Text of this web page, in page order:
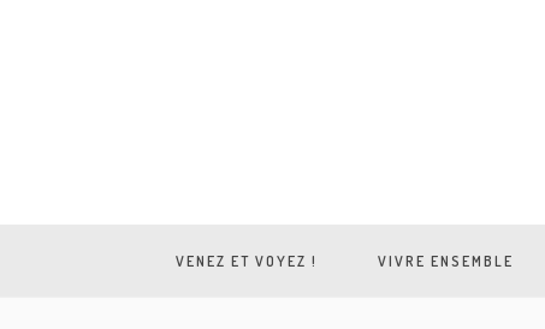
VENEZ ET VOYEZ ! VIVRE ENSEMBLE